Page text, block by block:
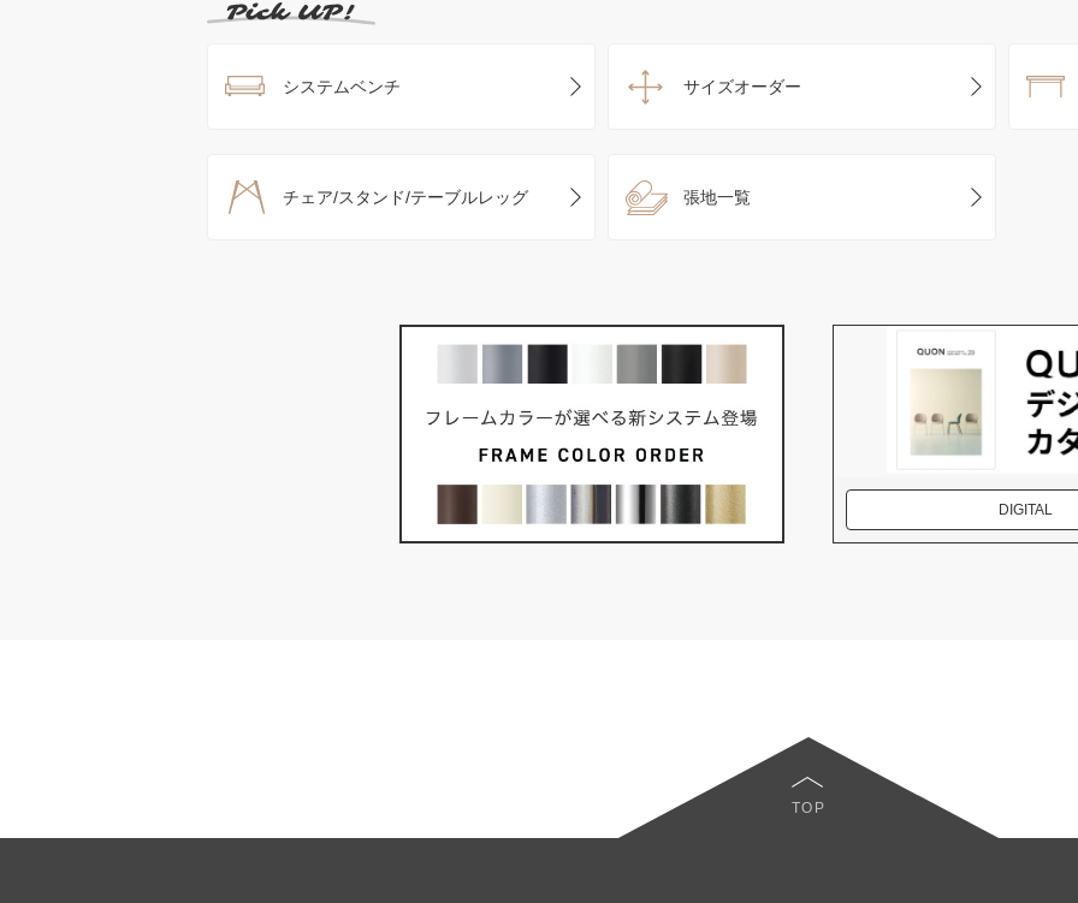
システムベンチ サイズオーダー
チェア/スタンド/テーブルレッグ 張地一覧
DIGITAL
TOP